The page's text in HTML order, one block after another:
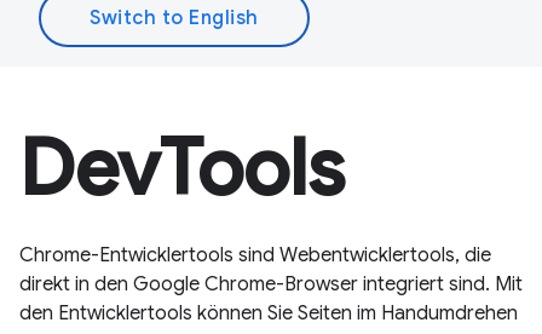
DevTools
Chrome-Entwicklertools sind Webentwicklertools, die
direkt in den Google Chrome-Browser integriert sind. Mit
den Entwicklertools können Sie Seiten im Handumdrehen